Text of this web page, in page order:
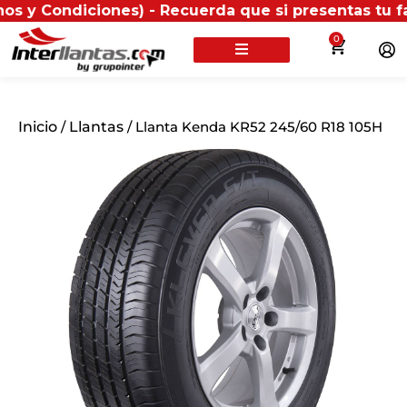
- Recuerda que si presentas tu factura
0
Inicio / Llantas / Llanta Kenda KR52 245/60 R18 105H